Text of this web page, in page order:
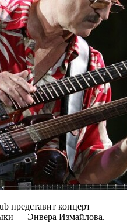
представит концерт
— Энвера Измайлова.